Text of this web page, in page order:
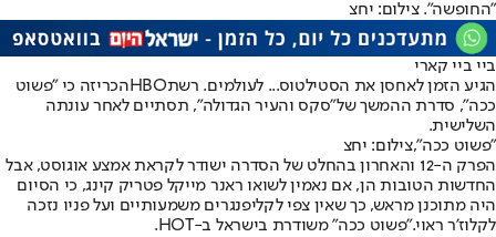
"החופשה". צילום: יחצ
ביי ביי קארי
הגיע הזמן לאחסן את הסטילטוס... לעולמים. רשתHBO הכריזה כי "פשוט
ככה", סדרת ההמשך של"סקס והעיר הגדולה", תסתיים לאחר עונתה
השלישית.
"פשוט ככה",צילום: יחצ
הפרק ה-12 והאחרון בהחלט של הסדרה ישודר לקראת אמצע אוגוסט, אבל
החדשות הטובות הן, אם נאמין לשואו ראנר מייקל פטריק קינג, כי הסיום
היה מתוכנן מראש, כך שאין צפי לקליפנגרים משמעותיים ועל פניו נזכה
לקלוז'ר ראוי."פשוט ככה" משודרת בישראל ב-HOT
.